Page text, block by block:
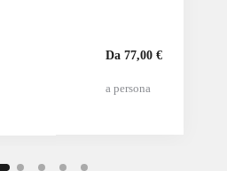
Da 77,00 €
a persona